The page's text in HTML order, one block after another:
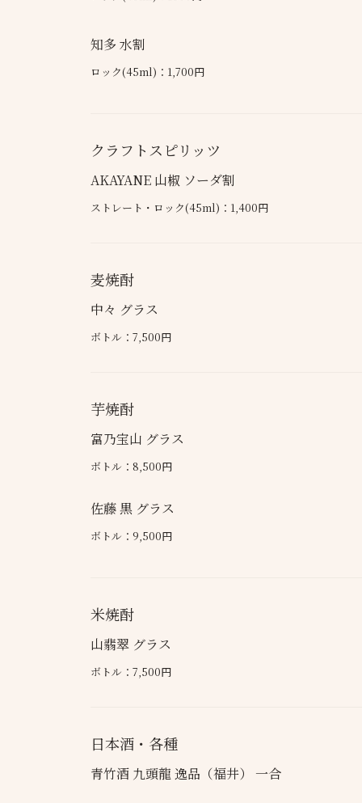
知多 水割
ロック(45ml)：1,700円
クラフトスピリッツ
AKAYANE 山椒 ソーダ割
ストレート・ロック(45ml)：1,400円
麦焼酎
中々 グラス
ボトル：7,500円
芋焼酎
富乃宝山 グラス
ボトル：8,500円
佐藤 黒 グラス
ボトル：9,500円
米焼酎
山翡翠 グラス
ボトル：7,500円
日本酒・各種
青竹酒 九頭龍 逸品（福井） 一合